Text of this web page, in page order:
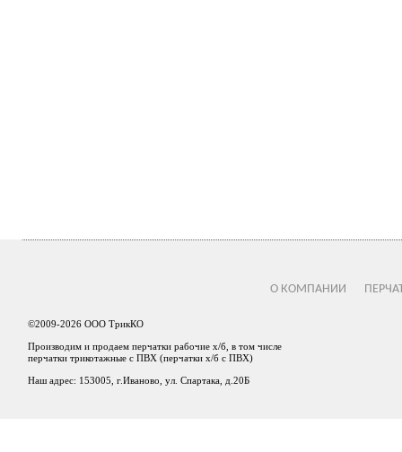
О КОМПАНИИ
©2009-2026 ООО ТрикКО
Производим и продаем перчатки рабочие х/б, в том числе
перчатки трикотажные с ПВХ (перчатки х/б с ПВХ)
Наш адрес: 153005, г.Иваново, ул. Спартака, д.20Б